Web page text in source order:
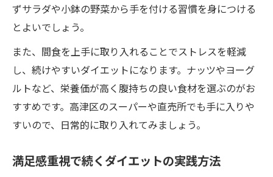
ずサラダや小鉢の野菜から手を付ける習慣を身につける
とよいでしょう。
また、間食を上手に取り入れることでストレスを軽減
し、続けやすいダイエットになります。ナッツやヨーグ
ルトなど、栄養価が高く腹持ちの良い食材を選ぶのがお
すすめです。高津区のスーパーや直売所でも手に入りや
すいので、日常的に取り入れてみましょう。
満足感重視で続くダイエットの実践方法